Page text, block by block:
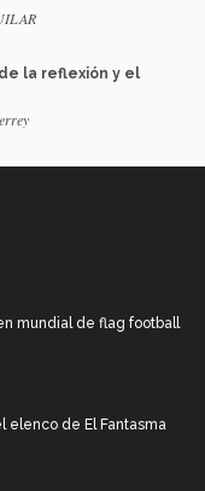
la reflexión y el
mundial de flag football
elenco de El Fantasma